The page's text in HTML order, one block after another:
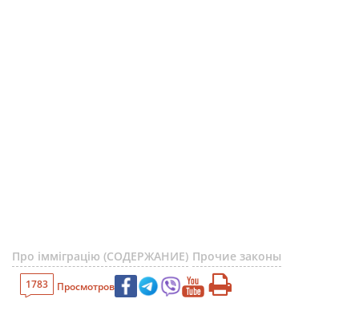
Про імміграцію (СОДЕРЖАНИЕ) Прочие законы
1783 Просмотров